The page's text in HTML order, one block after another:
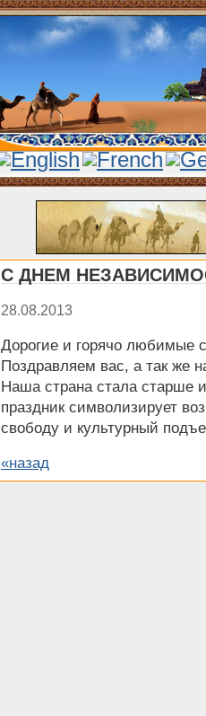
С ДНЕМ
28.08.2013
Дорогие и горячо любимые
Поздравляем вас, а так же
Наша страна стала старше
праздник символизирует
свободу и культурный
«назад